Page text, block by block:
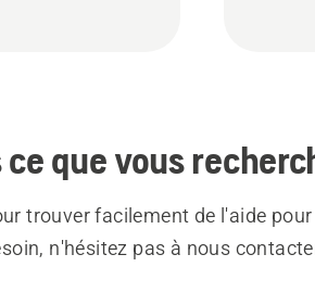
que vous
trouver facilement de l'aide
n'hésitez pas à nous